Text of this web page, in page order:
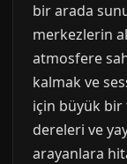
bir arada
merkezlerin
atmosfere
kalmak ve
için büyük bir
dereleri ve
arayanlara